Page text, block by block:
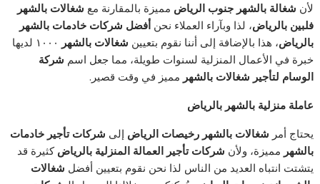
لأن شغالة بالشهر جنوب الرياض مميزة بالمقارنة مع شغالات بالشهر
فلبين بالرياض، لذا وبآراء العملاء نحنأفضل شركات خادمات بالشهر
بالرياض، هذا بالإضافة إلى أننا نقوم بتعيين شغالات بالشهر
١٠٠٠ لديها
خبرة في الأعمال المنزلية لسنوات طويلة، مما جعل اسم شركة
الوسام لتأجير شغالات بالشهر مميز في وقت قصير.
عاملة منزلية بالشهر بالرياض
يحتاج أمر شغالات بالشهر رخيصات الرياض إلى شركات تأجير خادمات
بالشهر مميزة، ولأن شركات تأجير العمالة المنزلية بالرياض كثيرة قد
يتشتت انتباه العديد من الناس لذا نحن نقوم بتعيين أفضل شغالات